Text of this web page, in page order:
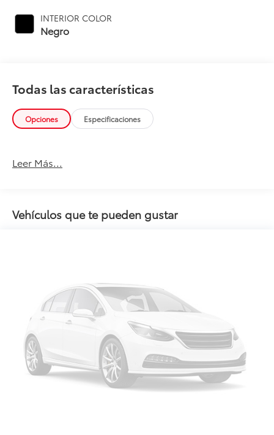
INTERIOR COLOR
Negro
Todas las características
Opciones Especificaciones
Leer Más...
Vehículos que te pueden gustar